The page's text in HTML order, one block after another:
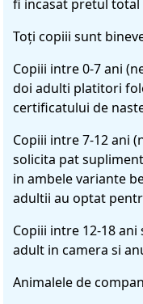
fi incasat pretul
Toţi copiii sunt
Copiii intre 0-7 ani
doi adulti platitori
certificatului de
Copiii intre 7-12 ani
solicita pat
in ambele variante
adultii au optat
Copiii intre 12-18
adult in camera si
Animalele de